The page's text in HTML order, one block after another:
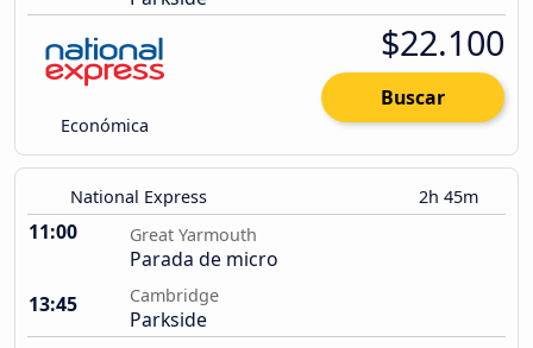
Económica
$22.100
Buscar
National Express 2h 45m
11:00 Great Yarmouth
Parada de micro
13:45
Cambridge
Parkside